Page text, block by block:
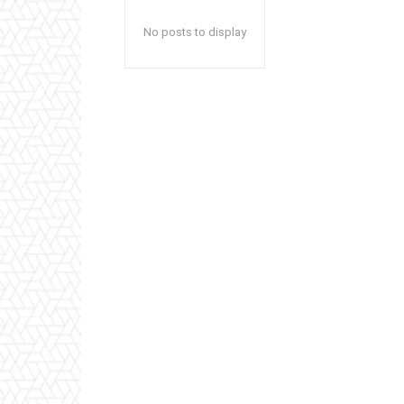
No posts to display